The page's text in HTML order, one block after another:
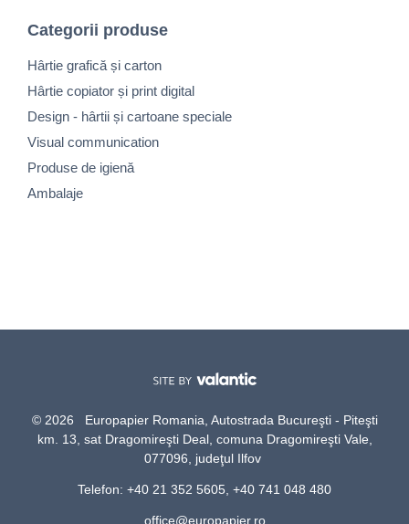
Categorii produse
Hârtie grafică și carton
Hârtie copiator și print digital
Design - hârtii și cartoane speciale
Visual communication
Produse de igienă
Ambalaje
© 2026 Europapier Romania, Autostrada Bucureşti - Piteşti
km. 13, sat Dragomireşti Deal, comuna Dragomireşti Vale,
077096, judeţul Ilfov
Telefon: +40 21 352 5605, +40 741 048 480
office@europapier.ro